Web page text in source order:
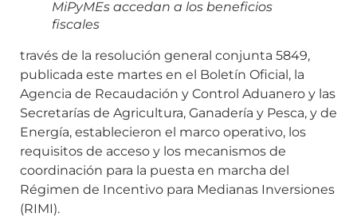
MiPyMEs accedan a los beneficios
fiscales
través de la resolución general conjunta 5849,
publicada este martes en el Boletín Oficial, la
Agencia de Recaudación y Control Aduanero y las
Secretarías de Agricultura, Ganadería y Pesca, y de
Energía, establecieron el marco operativo, los
requisitos de acceso y los mecanismos de
coordinación para la puesta en marcha del
Régimen de Incentivo para Medianas Inversiones
(RIMI).